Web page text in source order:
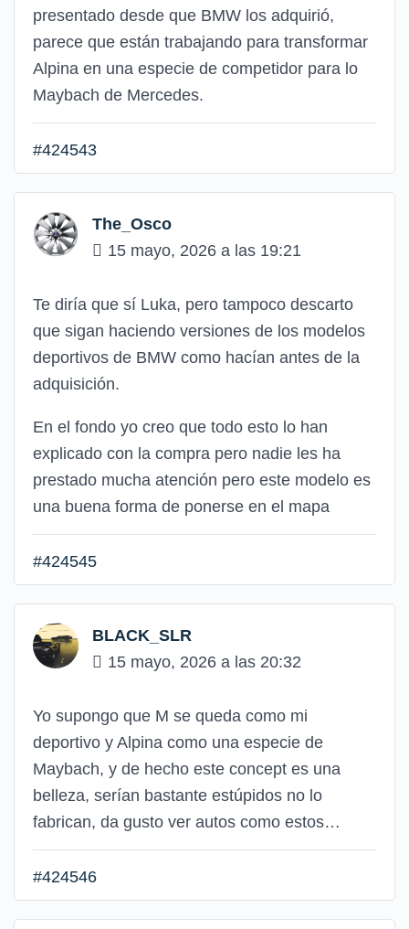
presentado desde que BMW los adquirió,
parece que están trabajando para transformar
Alpina en una especie de competidor para lo
Maybach de Mercedes.
#424543
The_Osco
15 mayo, 2026 a las 19:21
Te diría que sí Luka, pero tampoco descarto
que sigan haciendo versiones de los modelos
deportivos de BMW como hacían antes de la
adquisición.
En el fondo yo creo que todo esto lo han
explicado con la compra pero nadie les ha
prestado mucha atención pero este modelo es
una buena forma de ponerse en el mapa
#424545
BLACK_SLR
15 mayo, 2026 a las 20:32
Yo supongo que M se queda como mi
deportivo y Alpina como una especie de
Maybach, y de hecho este concept es una
belleza, serían bastante estúpidos no lo
fabrican, da gusto ver autos como estos…
#424546